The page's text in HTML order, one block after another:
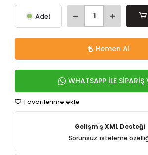
Adet
Hemen Al
WHATSAPP İLE SİPARİŞ
Favorilerime ekle
Gelişmiş XML Desteği
Sorunsuz listeleme